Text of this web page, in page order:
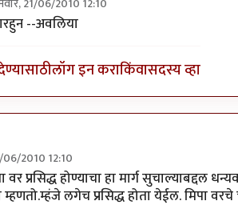
कर की मगby
--अवलिया
लॉग इन कराकिंवासदस्य व्हा
06/2010 12:10
वर प्रसिद्ध होण्याचा हा मार्ग सुचाल्याबद्दल
लगेच प्रसिद्ध होता येईल. मिपा